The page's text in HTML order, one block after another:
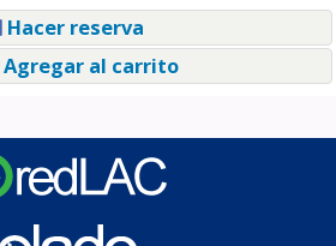
Hacer reserva
Agregar al carrito